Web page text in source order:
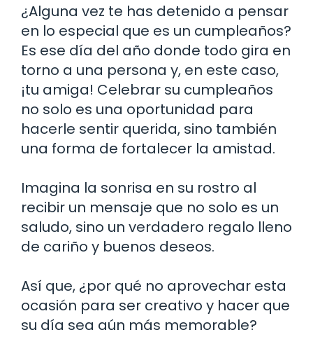
¿Alguna vez te has detenido a pensar
en lo especial que es un cumpleaños?
Es ese día del año donde todo gira en
torno a una persona y, en este caso,
¡tu amiga! Celebrar su cumpleaños
no solo es una oportunidad para
hacerle sentir querida, sino también
una forma de fortalecer la amistad.
Imagina la sonrisa en su rostro al
recibir un mensaje que no solo es un
saludo, sino un verdadero regalo lleno
de cariño y buenos deseos.
Así que, ¿por qué no aprovechar esta
ocasión para ser creativo y hacer que
su día sea aún más memorable?